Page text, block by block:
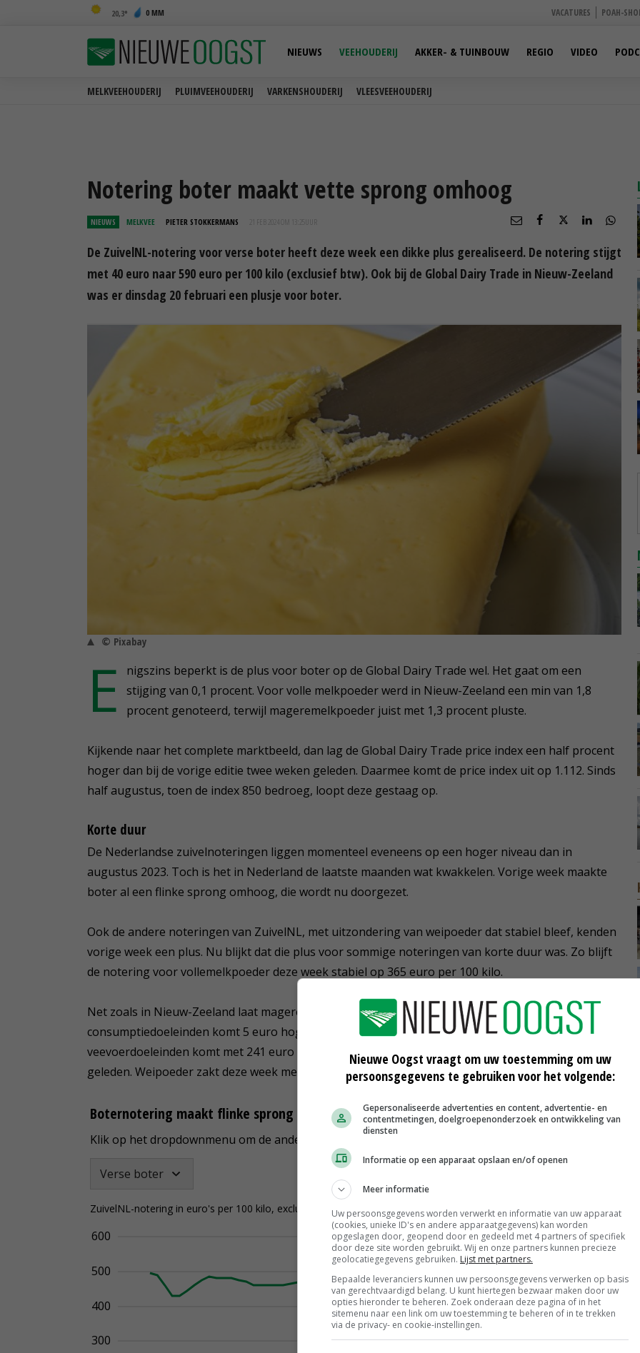
20,3 0 MM VACATURES POAH-
MELKVEEHOUDERIJ PLUIMVEEHOUDERIJ VARKENSHOUDERIJ VLEESVEEHOUDERIJ
NIEUWS VEEHOUDERIJ AKKER- & TUINBOUW REGIO VIDEO
Notering boter maakt vette sprong omhoog
NIEUWS MELKVEE PIETER STOKKERMANS 21 FEB 2024 OM 13:25
De ZuivelNL-notering voor verse boter heeft deze week een dikke plus gerealiseerd. De notering stijgt
met 40 euro naar 590 euro per 100 kilo (exclusief btw). Ook bij de Global Dairy Trade in Nieuw-Zeeland
was er dinsdag 20 februari een plusje voor boter.
© Pixabay
E
nigszins beperkt is de plus voor boter op de Global Dairy Trade wel. Het gaat om een
stijging van 0,1 procent. Voor volle melkpoeder werd in Nieuw-Zeeland een min van 1,8
procent genoteerd, terwijl mageremelkpoeder juist met 1,3 procent pluste.
Kijkende naar het complete marktbeeld, dan lag de Global Dairy Trade price index een half procent
hoger dan bij de vorige editie twee weken geleden. Daarmee komt de price index uit op 1.112. Sinds
half augustus, toen de index 850 bedroeg, loopt deze gestaag op.
Korte duur
De Nederlandse zuivelnoteringen liggen momenteel eveneens op een hoger niveau dan in
augustus 2023. Toch is het in Nederland de laatste maanden wat kwakkelen. Vorige week maakte
boter al een flinke sprong omhoog, die wordt nu doorgezet.
Ook de andere noteringen van ZuivelNL, met uitzondering van weipoeder dat stabiel bleef, kenden
vorige week een plus. Nu blijkt dat die plus voor sommige noteringen van korte duur was. Zo blijft
de notering voor vollemelkpoeder deze week stabiel op 365 euro per 100 kilo.
Net zoals in Nieuw-Zeeland laat mageremelkpoeder deze week een plus zien. Product voor
consumptiedoeleinden komt 5 euro hoger uit op 247 euro per 100 kilo. De mageremelkpoeder voor
veevoerdoeleinden komt met 241 euro per 100 kilo deze week 2 euro hoger uit dan een week
geleden. Weipoeder zakt deze week met 2 euro naar 71 euro per 100 kilo.
Nieuwe Oogst vraagt om uw toestemming om uw
persoonsgegevens te gebruiken voor het volgende:
Gepersonaliseerde advertenties en content, advertentie- en
contentmetingen, doelgroepenonderzoek en ontwikkeling van
diensten
Informatie op een apparaat opslaan en/of openen
Meer informatie
Uw persoonsgegevens worden verwerkt en informatie van uw apparaat
(cookies, unieke ID's en andere apparaatgegevens) kan worden
opgeslagen door, geopend door en gedeeld met 4 partners of specifiek
door deze site worden gebruikt. Wij en onze partners kunnen precieze
geolocatiegegevens gebruiken. Lijst met partners.
Bepaalde leveranciers kunnen uw persoonsgegevens verwerken op basis
van gerechtvaardigd belang. U kunt hiertegen bezwaar maken door uw
opties hieronder te beheren. Zoek onderaan deze pagina of in het
sitemenu naar een link om uw toestemming te beheren of in te trekken
via de privacy- en cookie-instellingen.